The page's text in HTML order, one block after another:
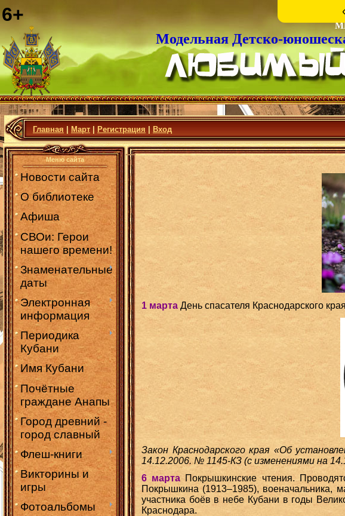
6+
Модельная Детско-
Главная Март Регистрация Вход
Меню сайта
Новости сайта
О библиотеке
Афиша
СВОи: Герои
нашего времени!
Знаменательные
даты
Электронная
информация
Периодика
Кубани
Имя Кубани
Почётные
граждане Анапы
Город древний -
город славный
Флеш-книги
Викторины и
игры
Фотоальбомы
1 марта День спасателя Краснодарского
Закон Краснодарского края «Об
14.12.2006. № 1145-КЗ (с изменениями на
6 марта Покрышкинские чтения.
Покрышкина (1913–1985), военачальника,
участника боёв в небе Кубани в годы
Краснодара.